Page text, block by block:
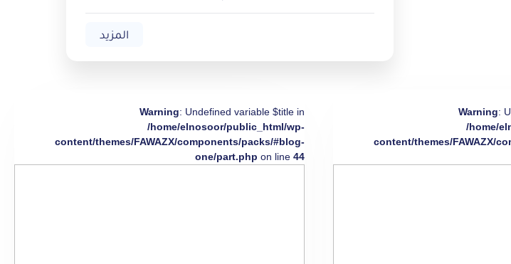
المزيد
Warning:
/home/
content/themes/FAWAZX/
Warning: Undefined variable $title in
/home/elnosoor/public_html/wp-
content/themes/FAWAZX/components/packs/#blog-
one/part.php on line 44